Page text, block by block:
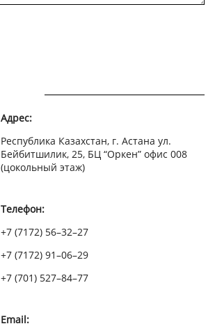
Адрес:
Республика Казахстан, г. Астана ул.
Бейбитшилик, 25, БЦ “Оркен” офис 008
(цокольный этаж)
Телефон:
+7 (7172) 56–32–27
+7 (7172) 91–06–29
+7 (701) 527–84–77
Email: